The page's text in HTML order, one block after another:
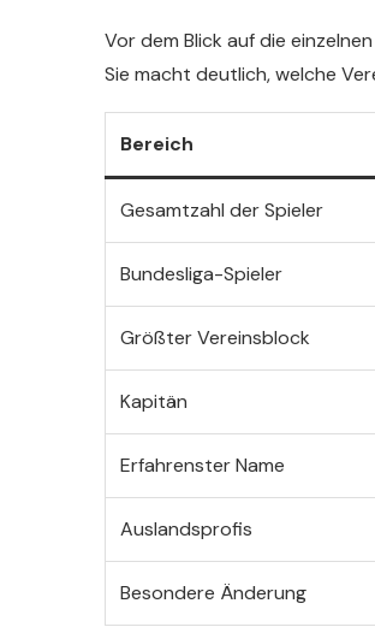
Vor dem Blick auf die
Sie macht deutlich, welche
Bereich
Gesamtzahl der Spieler
Bundesliga-Spieler
Größter Vereinsblock
Kapitän
Erfahrenster Name
Auslandsprofis
Besondere Änderung